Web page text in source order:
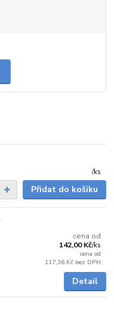
/ks
Přidat do košíku
cena od
142,00 Kč/ks
cena od
117,36 Kč bez DPH
Detail